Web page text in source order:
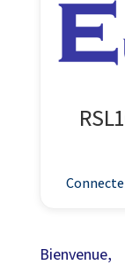
Bienvenue,